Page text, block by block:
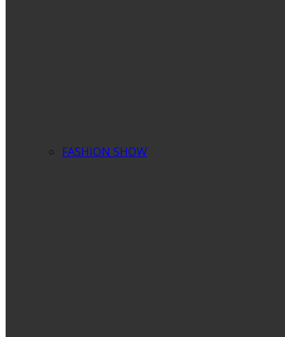
FASHION SHOW